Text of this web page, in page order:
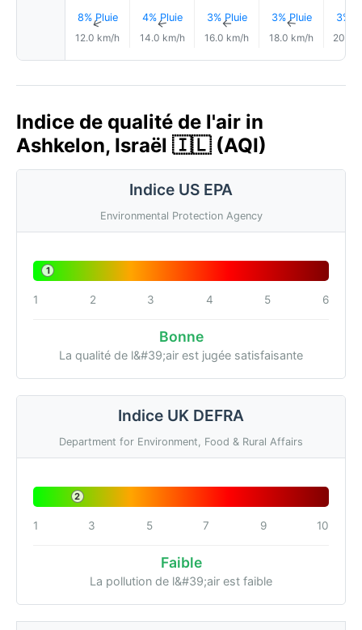
8% Pluie
↑
12.0 km/h
4% Pluie
↑
14.0 km/h
3% Pluie
↑
16.0 km/h
3% Pluie
↑
18.0 km/h
3%
20.0
Indice de qualité de l'air in
Ashkelon, Israël 🇮🇱 (AQI)
Indice US EPA
Environmental Protection Agency
1
1 2 3 4 5 6
Bonne
La qualité de l&#39;air est jugée satisfaisante
Indice UK DEFRA
Department for Environment, Food & Rural Affairs
2
1 3 5 7 9 10
Faible
La pollution de l&#39;air est faible